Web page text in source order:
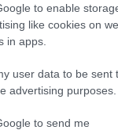
to enable
like cookies on
in apps.
user data to be sent
advertising purposes.
to send me
Gyimesi
áprilisban és